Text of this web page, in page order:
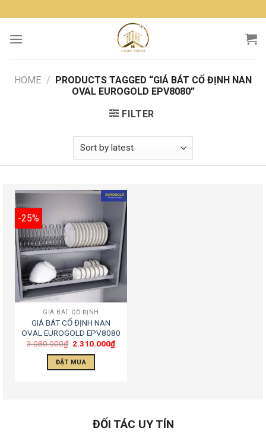
to
content
HOME / PRODUCTS TAGGED “GIÁ BÁT CỐ ĐỊNH NAN
OVAL EUROGOLD EPV8080”
FILTER
-25%
GIÁ BÁT CỐ ĐỊNH
GIÁ BÁT CỐ ĐỊNH NAN
OVAL EUROGOLD EPV8080
3.080.000₫ 2.310.000₫
ĐẶT MUA
ĐỐI TÁC UY TÍN